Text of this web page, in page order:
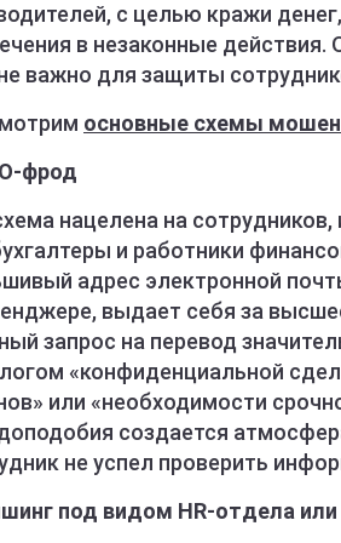
с целью кражи
в незаконные
важно для защиты
основные схемы
фрод
нацелена на
и работники
адрес электронной
выдает себя за
запрос на перевод
«конфиденциальной
или «необходимости
создается
не успел проверить
под видом HR-отдела